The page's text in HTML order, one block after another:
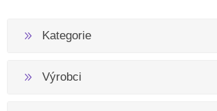
Kategorie
Výrobci